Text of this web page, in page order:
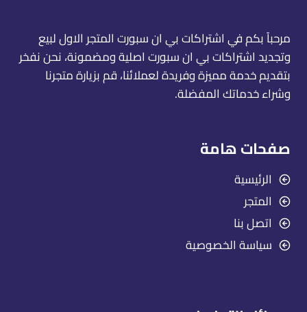
مرحباً بكم في اشتراكات بي ان سبورت المتجر الاول لبيع
وتجديد اشتراكات بي ان سبورت اصلية ومضمونة، نحن نفخر
بتقديم خدمة مميزة وفريدة لعملائنا، قم بزيارة متجرنا
وشراء خدماتك المفضلة.
صفحات هامة
الرئيسية
المتجر
اتصل بنا
سياسة الخصوصية